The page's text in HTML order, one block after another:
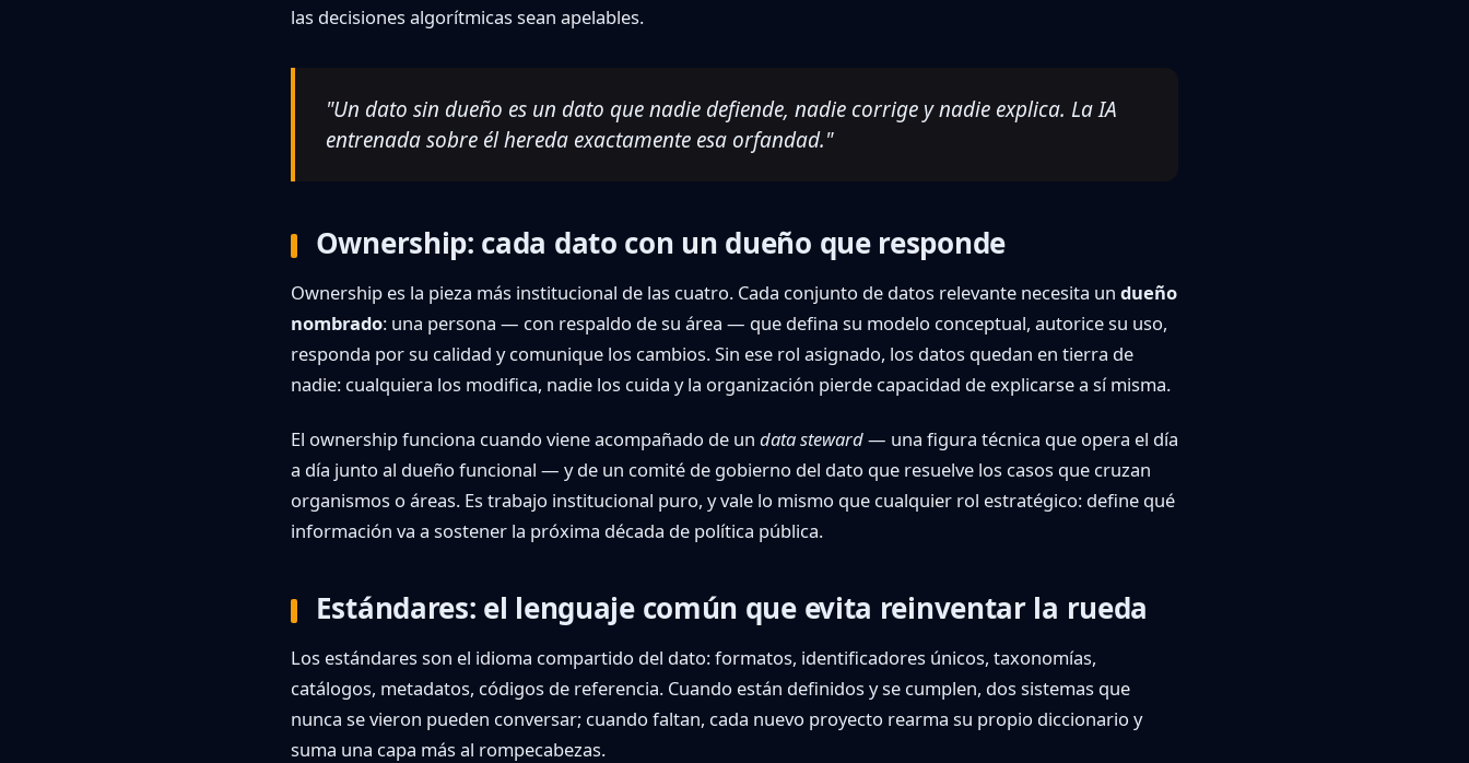
las decisiones algorítmicas sean apelables.
"Un dato sin dueño es un dato que nadie defiende, nadie corrige y nadie explica. La IA
entrenada sobre él hereda exactamente esa orfandad."
Ownership: cada dato con un dueño que responde
Ownership es la pieza más institucional de las cuatro. Cada conjunto de datos relevante necesita un dueño
nombrado: una persona — con respaldo de su área — que defina su modelo conceptual, autorice su uso,
responda por su calidad y comunique los cambios. Sin ese rol asignado, los datos quedan en tierra de
nadie: cualquiera los modifica, nadie los cuida y la organización pierde capacidad de explicarse a sí misma.
El ownership funciona cuando viene acompañado de un data steward— una figura técnica que opera el día
a día junto al dueño funcional — y de un comité de gobierno del dato que resuelve los casos que cruzan
organismos o áreas. Es trabajo institucional puro, y vale lo mismo que cualquier rol estratégico: define qué
información va a sostener la próxima década de política pública.
Estándares: el lenguaje común que evita reinventar la rueda
Los estándares son el idioma compartido del dato: formatos, identificadores únicos, taxonomías,
catálogos, metadatos, códigos de referencia. Cuando están definidos y se cumplen, dos sistemas que
nunca se vieron pueden conversar; cuando faltan, cada nuevo proyecto rearma su propio diccionario y
suma una capa más al rompecabezas.